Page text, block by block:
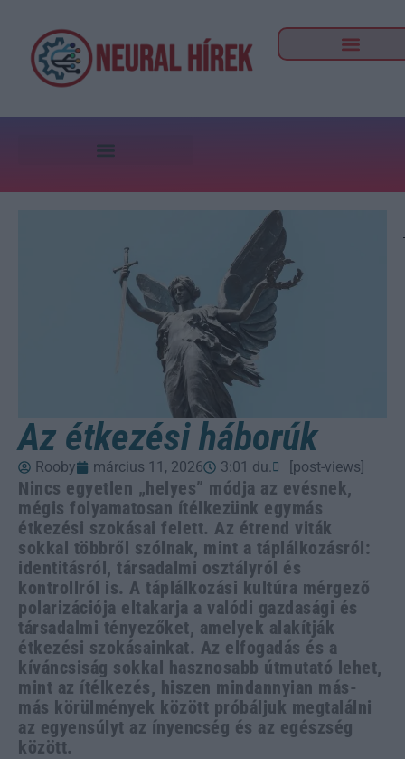
Az étkezési háborúk
Rooby március 11, 2026 3:01 du. [post-views]
Nincs egyetlen „helyes” módja az evésnek,
mégis folyamatosan ítélkezünk egymás
étkezési szokásai felett. Az étrend viták
sokkal többről szólnak, mint a táplálkozásról:
identitásról, társadalmi osztályról és
kontrollról is. A táplálkozási kultúra mérgező
polarizációja eltakarja a valódi gazdasági és
társadalmi tényezőket, amelyek alakítják
étkezési szokásainkat. Az elfogadás és a
kíváncsiság sokkal hasznosabb útmutató lehet,
mint az ítélkezés, hiszen mindannyian más-
más körülmények között próbáljuk megtalálni
az egyensúlyt az ínyencség és az egészség
között.